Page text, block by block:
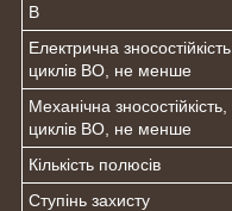
В
Електрична зносостійкість,
циклів ВО, не менше
Механічна зносостійкість,
циклів ВО, не менше
Кількість полюсів
Ступінь захисту